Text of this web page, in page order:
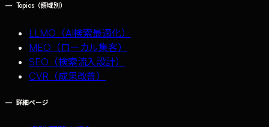
— Topics（領域別）
LLMO（AI検索最適化）
MEO（ローカル集客）
SEO（検索流入設計）
CVR（成果改善）
— 詳細ページ